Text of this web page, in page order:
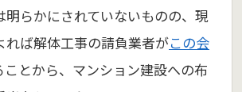
明らかにされていないものの、現
れば解体工事の請負業者がこの会
ことから、マンション建設への布